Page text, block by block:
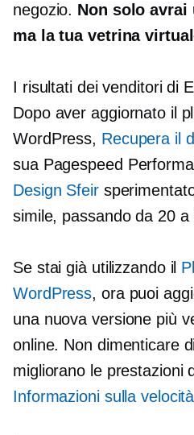
negozio. Non solo avrai
ma la tua vetrina
I risultati dei venditori di
Dopo aver aggiornato il
WordPress, Recupera il
sua Pagespeed
Design Sfeir
simile, passando da 20 a
Se stai già utilizzando il
WordPress, ora puoi
una nuova versione più
online. Non dimenticare
migliorano le prestazioni
Informazioni sulla